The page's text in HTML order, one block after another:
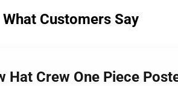
What Customers Say
Crew One Piece